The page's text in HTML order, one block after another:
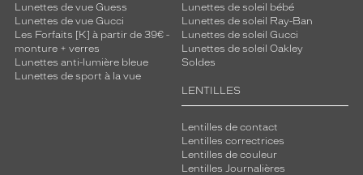
Lunettes de vue Guess
Lunettes de vue Gucci
Les Forfaits [K] à partir de 39€ -
monture + verres
Lunettes anti-lumière bleue
Lunettes de sport à la vue
Lunettes de soleil bébé
Lunettes de soleil Ray-Ban
Lunettes de soleil Gucci
Lunettes de soleil Oakley
Soldes
LENTILLES
Lentilles de contact
Lentilles correctrices
Lentilles de couleur
Lentilles Journalières